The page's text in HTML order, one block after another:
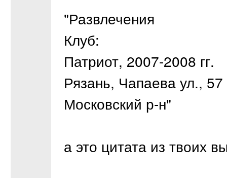
"Развлечения
Клуб:
Патриот, 2007-2008 гг.
Рязань, Чапаева ул., 57
Московский р-н"
а это цитата из твоих